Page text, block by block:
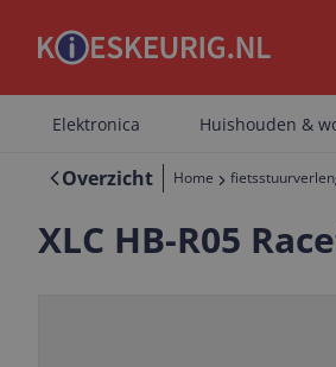
Elektronica Huishouden &
Overzicht Home
XLC HB-R05